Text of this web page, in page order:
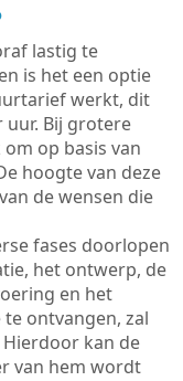
lastig te
is het een optie
werkt, dit
uur. Bij grotere
op basis van
hoogte van deze
de wensen die
fases doorlopen
het ontwerp, de
en het
ontvangen, zal
kan de
van hem wordt